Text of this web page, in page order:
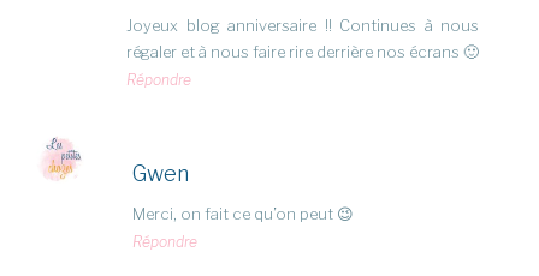
Joyeux blog anniversaire !! Continues à nous
régaler et à nous faire rire derrière nos écrans 🙂
Répondre
Gwen
Merci, on fait ce qu’on peut 😉
Répondre